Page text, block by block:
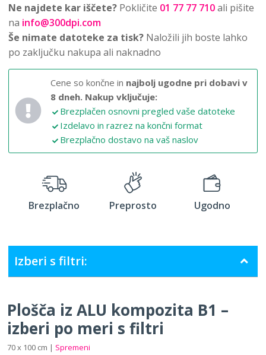
Ne najdete kar iščete? Pokličite 01 77 77 710ali pišite
na info@300dpi.com
Še nimate datoteke za tisk? Naložili jih boste lahko
po zaključku nakupa ali naknadno
Cene so končne in najbolj ugodne pri dobavi v
8 dneh. Nakup vključuje:
Brezplačen osnovni pregled vaše datoteke
Izdelavo in razrez na končni format
Brezplačno dostavo na vaš naslov
Brezplačno Preprosto Ugodno
Izberi s filtri:
Plošča iz ALU kompozita B1 –
izberi po meri s filtri
70 x 100 cm | Spremeni